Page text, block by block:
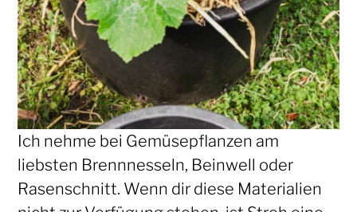
Ich nehme bei Gemüsepflanzen am
liebsten Brennnesseln, Beinwell oder
Rasenschnitt. Wenn dir diese Materialien